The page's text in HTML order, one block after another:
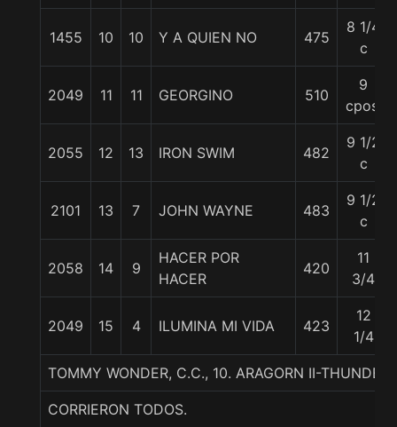
1455 10 10 Y A QUIEN NO 475
8 1/4
c
2049 11 11 GEORGINO 510
9
cpos.
2055 12 13 IRON SWIM 482
9 1/2
c
2101 13 7 JOHN WAYNE 483
9 1/2
c
2058 14 9
HACER POR
HACER
420
11
3/4
2049 15 4 ILUMINA MI VIDA 423
12
1/4
TOMMY WONDER, C.C., 10. ARAGORN II-
CORRIERON TODOS.